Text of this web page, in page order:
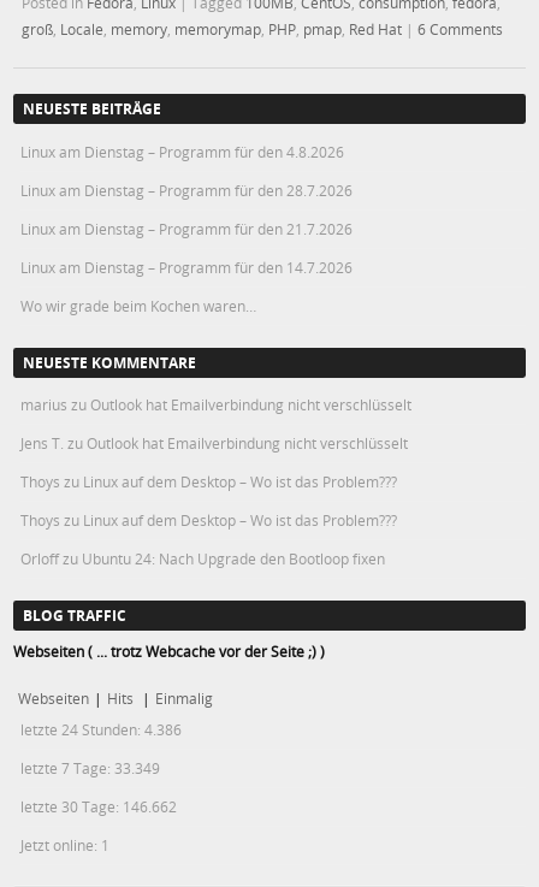
groß, Locale, memory, memorymap, PHP, pmap, Red Hat |6 Comments
NEUESTE BEITRÄGE
Linux am Dienstag – Programm für den 4.8.2026
Linux am Dienstag – Programm für den 28.7.2026
Linux am Dienstag – Programm für den 21.7.2026
Linux am Dienstag – Programm für den 14.7.2026
Wo wir grade beim Kochen waren…
NEUESTE KOMMENTARE
marius zu Outlook hat Emailverbindung nicht verschlüsselt
Jens T. zu Outlook hat Emailverbindung nicht verschlüsselt
Thoys zu Linux auf dem Desktop – Wo ist das Problem???
Thoys zu Linux auf dem Desktop – Wo ist das Problem???
Orloffzu Ubuntu 24: Nach Upgrade den Bootloop fixen
BLOG TRAFFIC
Webseiten ( ... trotz Webcache vor der Seite ;) )
Webseiten | Hits | Einmalig
letzte 24 Stunden:4.386
letzte 7 Tage: 33.349
letzte 30 Tage: 146.662
Jetzt online: 1